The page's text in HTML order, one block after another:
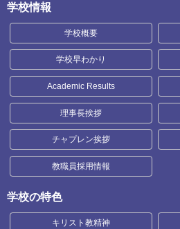
学校情報
学校概要
学校早わかり
Academic Results
理事長挨拶
チャプレン挨拶
教職員採用情報
学校の特色
キリスト教精神